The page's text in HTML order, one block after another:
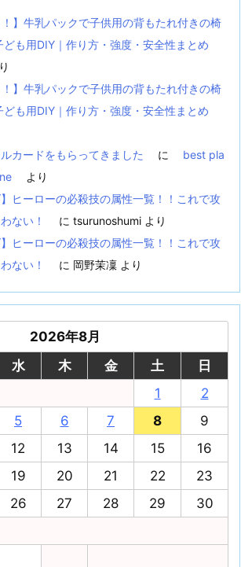
！】牛乳パックで子供用の背もたれ付きの椅
も用DIY｜作り方・強度・安全性まとめ
！】牛乳パックで子供用の背もたれ付きの椅
も用DIY｜作り方・強度・安全性まとめ
カードをもらってきました
に
best pla
より
】ヒーローの必殺技の属性一覧！！これで攻
ない！
に tsurunoshumi より
】ヒーローの必殺技の属性一覧！！これで攻
ない！
に 岡野茉凜 より
2026年8月
水 木 金 土 日
1
2
5 6 7 8
9
12 13 14 15
16
19 20 21 22
23
26 27 28 29
30